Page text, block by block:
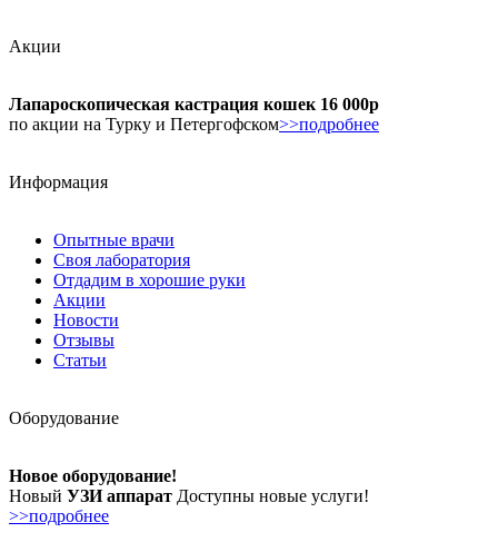
Акции
Лапароскопическая кастрация кошек 16 000р
по акции на Турку и Петергофском>>подробнее
Информация
Опытные врачи
Своя лаборатория
Отдадим в хорошие руки
Акции
Новости
Отзывы
Статьи
Оборудование
Новое оборудование!
Новый УЗИ аппарат Доступны новые услуги!
>>подробнее